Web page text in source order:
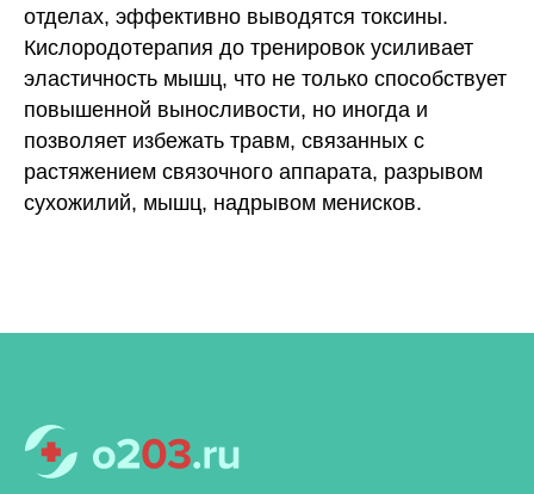
отделах, эффективно выводятся токсины.
Кислородотерапия до тренировок усиливает
эластичность мышц, что не только способствует
повышенной выносливости, но иногда и
позволяет избежать травм, связанных с
растяжением связочного аппарата, разрывом
сухожилий, мышц, надрывом менисков.